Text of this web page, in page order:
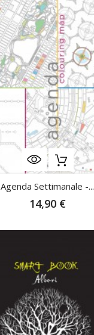
Agenda Settimanale -...
14,90 €